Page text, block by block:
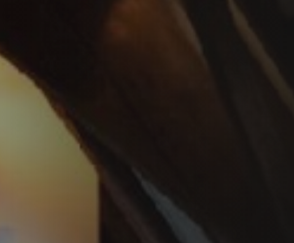
PLAATSKLARE SCHOUWEN EN ACCESSOIRES